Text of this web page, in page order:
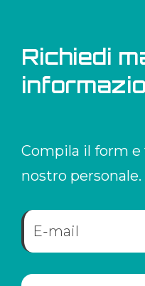
Richiedi
Compila il form
nostro personale.